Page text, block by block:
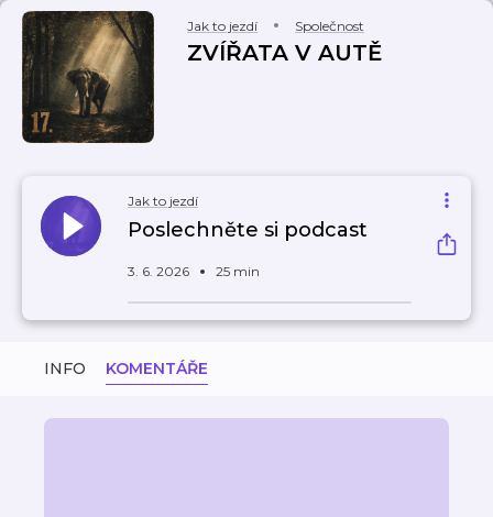
Jak to jezdí Společnost
ZVÍŘATA V AUTĚ
Jak to jezdí
Poslechněte si podcast
3. 6. 2026 25 min
INFO KOMENTÁŘE